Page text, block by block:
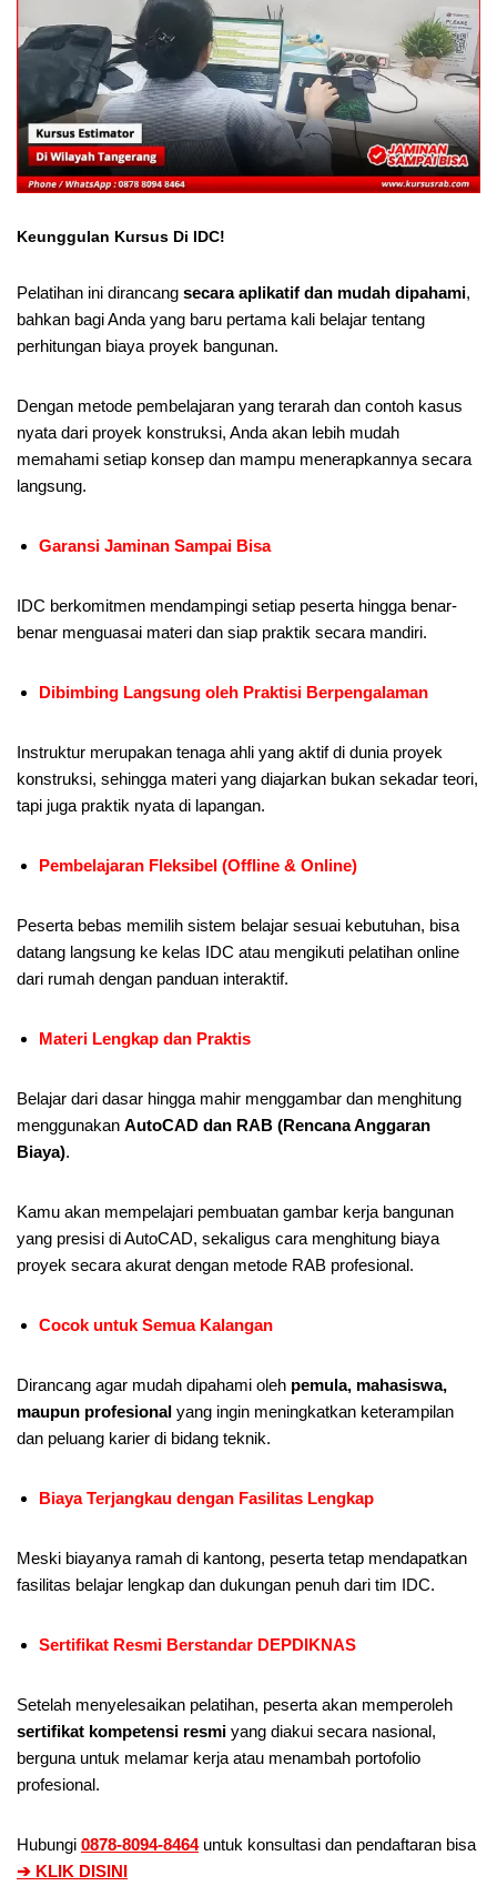
Keunggulan Kursus Di IDC!
Pelatihan ini dirancang secara aplikatif dan mudah dipahami,
bahkan bagi Anda yang baru pertama kali belajar tentang
perhitungan biaya proyek bangunan.
Dengan metode pembelajaran yang terarah dan contoh kasus
nyata dari proyek konstruksi, Anda akan lebih mudah
memahami setiap konsep dan mampu menerapkannya secara
langsung.
Garansi Jaminan Sampai Bisa
IDC berkomitmen mendampingi setiap peserta hingga benar-
benar menguasai materi dan siap praktik secara mandiri.
Dibimbing Langsung oleh Praktisi Berpengalaman
Instruktur merupakan tenaga ahli yang aktif di dunia proyek
konstruksi, sehingga materi yang diajarkan bukan sekadar teori,
tapi juga praktik nyata di lapangan.
Pembelajaran Fleksibel (Offline & Online)
Peserta bebas memilih sistem belajar sesuai kebutuhan, bisa
datang langsung ke kelas IDC atau mengikuti pelatihan online
dari rumah dengan panduan interaktif.
Materi Lengkap dan Praktis
Belajar dari dasar hingga mahir menggambar dan menghitung
menggunakan AutoCAD dan RAB (Rencana Anggaran
Biaya).
Kamu akan mempelajari pembuatan gambar kerja bangunan
yang presisi di AutoCAD, sekaligus cara menghitung biaya
proyek secara akurat dengan metode RAB profesional.
Cocok untuk Semua Kalangan
Dirancang agar mudah dipahami oleh pemula, mahasiswa,
maupun profesional yang ingin meningkatkan keterampilan
dan peluang karier di bidang teknik.
Biaya Terjangkau dengan Fasilitas Lengkap
Meski biayanya ramah di kantong, peserta tetap mendapatkan
fasilitas belajar lengkap dan dukungan penuh dari tim IDC.
Sertifikat Resmi Berstandar DEPDIKNAS
Setelah menyelesaikan pelatihan, peserta akan memperoleh
sertifikat kompetensi resmi yang diakui secara nasional,
berguna untuk melamar kerja atau menambah portofolio
profesional.
Hubungi 0878-8094-8464untuk konsultasi dan pendaftaran bisa
➔ KLIK DISINI